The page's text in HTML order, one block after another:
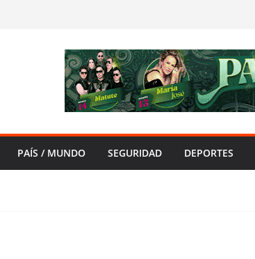
PAÍS / MUNDO SEGURIDAD DEPORTES